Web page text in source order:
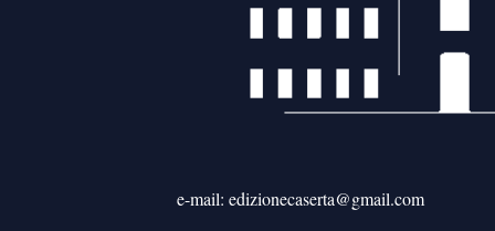
e-mail: edizionecaserta@gmail.com